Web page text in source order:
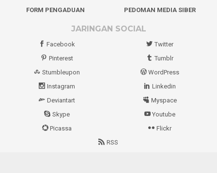
FORM PENGADUAN
PEDOMAN MEDIA SIBER
JARINGAN SOCIAL
Facebook
Twitter
Pinterest
Tumblr
Stumbleupon
WordPress
Instagram
Linkedin
Deviantart
Myspace
Skype
Youtube
Picassa
Flickr
RSS